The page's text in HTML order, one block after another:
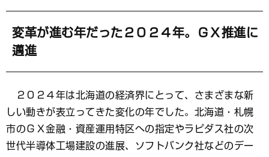
変革が進む年だった２０２４年。ＧＸ推進に
邁進
２０２４年は北海道の経済界にとって、さまざまな新
しい動きが表立ってきた変化の年でした。北海道・札幌
市のＧＸ金融・資産運用特区への指定やラピダス社の次
世代半導体工場建設の進展、ソフトバンク社などのデー